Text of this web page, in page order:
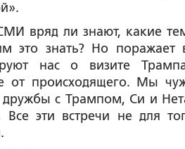
вряд ли знают, какие
это знать? Но
нас о визите
от происходящего. Мы
с Трампом, Си и
Все эти встречи не для